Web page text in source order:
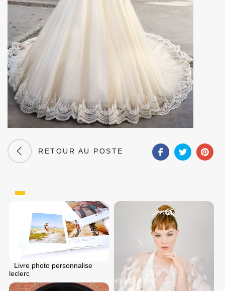
RETOUR AU POSTE
Livre photo personnalise
leclerc